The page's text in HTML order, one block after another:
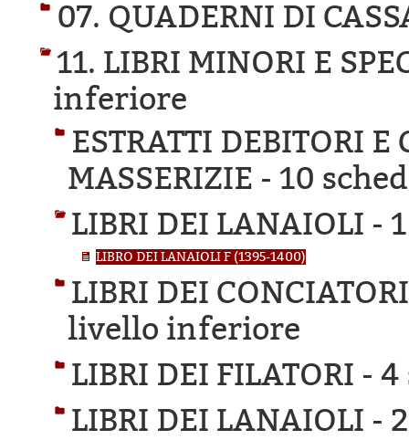
07. QUADERNI DI
11. LIBRI MINORI E
inferiore
ESTRATTI DEBITORI
MASSERIZIE - 10
LIBRI DEI LANAIOLI -
LIBRO DEI LANAIOLI F (1395-1400)
LIBRI DEI
livello inferiore
LIBRI DEI FILATORI - 4
LIBRI DEI LANAIOLI -